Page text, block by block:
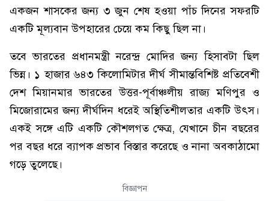
একজন শাসকের জন্য ৩ জুন শেষ হওয়া পাঁচ দিনের সফরটি
একটি মূল্যবান উপহারের চেয়ে কম কিছু ছিল না।
তবে ভারতের প্রধানমন্ত্রী নরেন্দ্র মোদির জন্য হিসাবটা ছিল
ভিন্ন। ১ হাজার ৬৪৩ কিলোমিটার দীর্ঘ সীমান্তবিশিষ্ট প্রতিবেশী
দেশ মিয়ানমার ভারতের উত্তর-পূর্বাঞ্চলীয় রাজ্য মণিপুর ও
মিজোরামের জন্য দীর্ঘদিন ধরেই অস্থিতিশীলতার একটি উৎস।
একই সঙ্গে এটি একটি কৌশলগত ক্ষেত্র, যেখানে চীন বছরের
পর বছর ধরে ব্যাপক প্রভাব বিস্তার করেছে ও নানা অবকাঠামো
গড়ে তুলেছে।
বিজ্ঞাপন